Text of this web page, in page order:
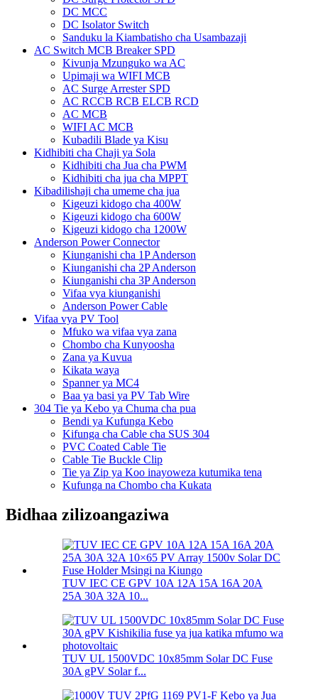
DC MCC
DC Isolator Switch
Sanduku la Kiambatisho cha Usambazaji
AC Switch MCB Breaker SPD
Kivunja Mzunguko wa AC
Upimaji wa WIFI MCB
AC Surge Arrester SPD
AC RCCB RCB ELCB RCD
AC MCB
WIFI AC MCB
Kubadili Blade ya Kisu
Kidhibiti cha Chaji ya Sola
Kidhibiti cha Jua cha PWM
Kidhibiti cha jua cha MPPT
Kibadilishaji cha umeme cha jua
Kigeuzi kidogo cha 400W
Kigeuzi kidogo cha 600W
Kigeuzi kidogo cha 1200W
Anderson Power Connector
Kiunganishi cha 1P Anderson
Kiunganishi cha 2P Anderson
Kiunganishi cha 3P Anderson
Vifaa vya kiunganishi
Anderson Power Cable
Vifaa vya PV Tool
Mfuko wa vifaa vya zana
Chombo cha Kunyoosha
Zana ya Kuvua
Kikata waya
Spanner ya MC4
Baa ya basi ya PV Tab Wire
304 Tie ya Kebo ya Chuma cha pua
Bendi ya Kufunga Kebo
Kifunga cha Cable cha SUS 304
PVC Coated Cable Tie
Cable Tie Buckle Clip
Tie ya Zip ya Koo inayoweza kutumika tena
Kufunga na Chombo cha Kukata
Bidhaa zilizoangaziwa
TUV IEC CE GPV 10A 12A 15A 16A 20A
25A 30A 32A 10...
TUV UL 1500VDC 10x85mm Solar DC Fuse
30A gPV Solar f...